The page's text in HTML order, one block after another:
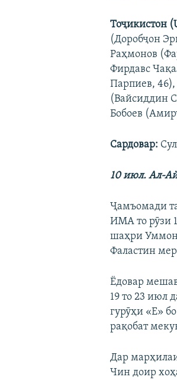
Тоҷикистон
(Доробҷон
Раҳмонов
Фирдавс
Парпиев,
(Вайсиддин
Бобоев
Сардовар:
10 июл. Ал-
Ҷамъомади
ИМА то рӯзи
шаҳри Уммон
Фаластин
Ёдовар
19 то 23 июл
гурӯҳи «Е»
рақобат
Дар
Чин доир